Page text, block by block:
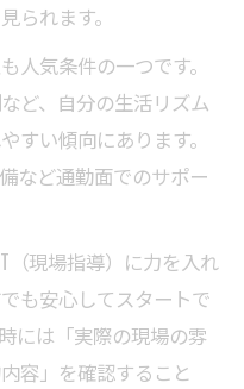
られます。
人気条件の一つです。
ど、自分の生活リズム
すい傾向にあります。
など通勤面でのサポー
（現場指導）に力を入れ
も安心してスタートで
には「実際の現場の雰
容」を確認すること